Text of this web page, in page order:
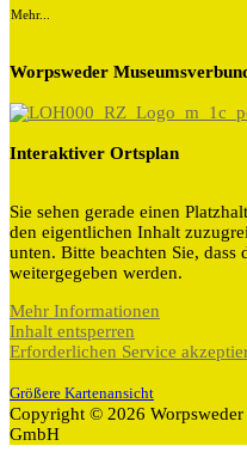
Mehr...
Worpsweder
Interaktiver Ortsplan
Sie sehen gerade einen
den eigentlichen Inhalt
unten. Bitte beachten Sie, dass
weitergegeben werden.
Mehr Informationen
Inhalt entsperren
Erforderlichen Service
Größere Kartenansicht
Copyright © 2026
GmbH